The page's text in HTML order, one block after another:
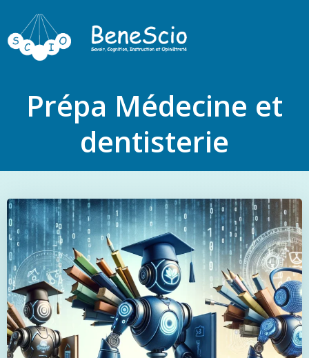
Prépa Médecine et
dentisterie